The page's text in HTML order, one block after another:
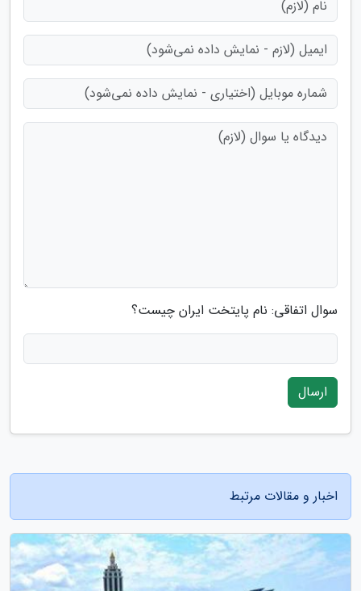
سوال اتفاقی: نام پایتخت ایران چیست؟
ارسال
اخبار و مقالات مرتبط